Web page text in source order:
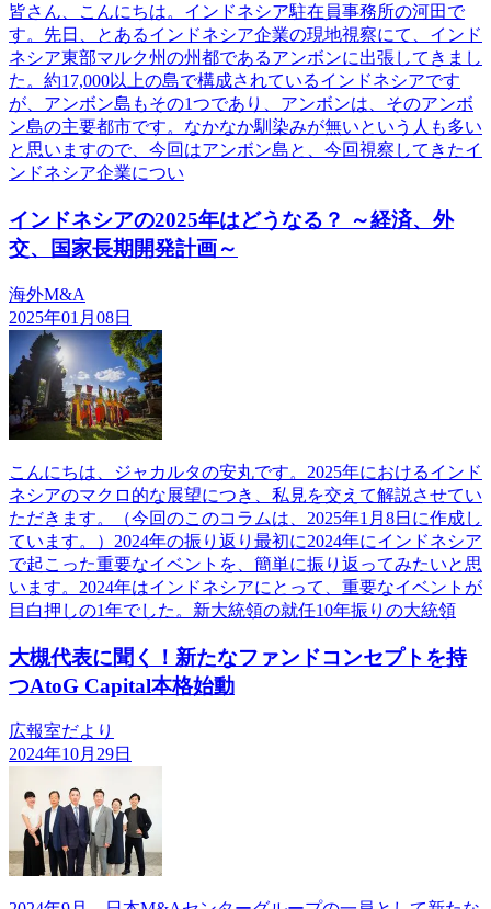
皆さん、こんにちは。インドネシア駐在員事務所の河田で
す。先日、とあるインドネシア企業の現地視察にて、インド
ネシア東部マルク州の州都であるアンボンに出張してきまし
た。約17,000以上の島で構成されているインドネシアです
が、アンボン島もその1つであり、アンボンは、そのアンボ
ン島の主要都市です。なかなか馴染みが無いという人も多い
と思いますので、今回はアンボン島と、今回視察してきたイ
ンドネシア企業につい
インドネシアの2025年はどうなる？ ～経済、外
交、国家長期開発計画～
海外M&A
2025年01月08日
こんにちは、ジャカルタの安丸です。2025年におけるインド
ネシアのマクロ的な展望につき、私見を交えて解説させてい
ただきます。（今回のこのコラムは、2025年1月8日に作成し
ています。）2024年の振り返り最初に2024年にインドネシア
で起こった重要なイベントを、簡単に振り返ってみたいと思
います。2024年はインドネシアにとって、重要なイベントが
目白押しの1年でした。新大統領の就任10年振りの大統領
大槻代表に聞く！新たなファンドコンセプトを持
つAtoG Capital本格始動
広報室だより
2024年10月29日